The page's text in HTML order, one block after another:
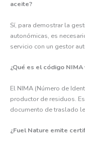
aceite?
Sí, para demostrar la
autonómicas, es
servicio con un gestor
¿Qué es el código
El NIMA (Número de
productor de residuos.
documento de traslado
¿Fuel Nature emite